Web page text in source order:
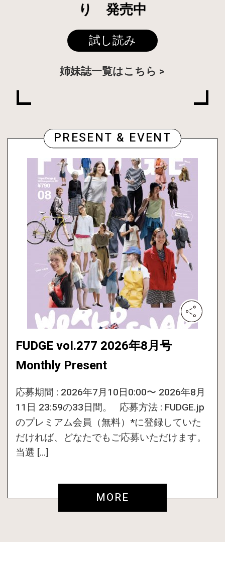
り 発売中
試し読み
姉妹誌一覧はこちら
PRESENT & EVENT
FUDGE vol.277 2026年8月号
Monthly Present
応募期間 : 2026年7月10日0:00〜 2026年8月
11日 23:59の33日間。 応募方法 : FUDGE.jp
のプレミアム会員（無料）*に登録していた
だければ、どなたでもご応募いただけます。
当選 […]
MORE